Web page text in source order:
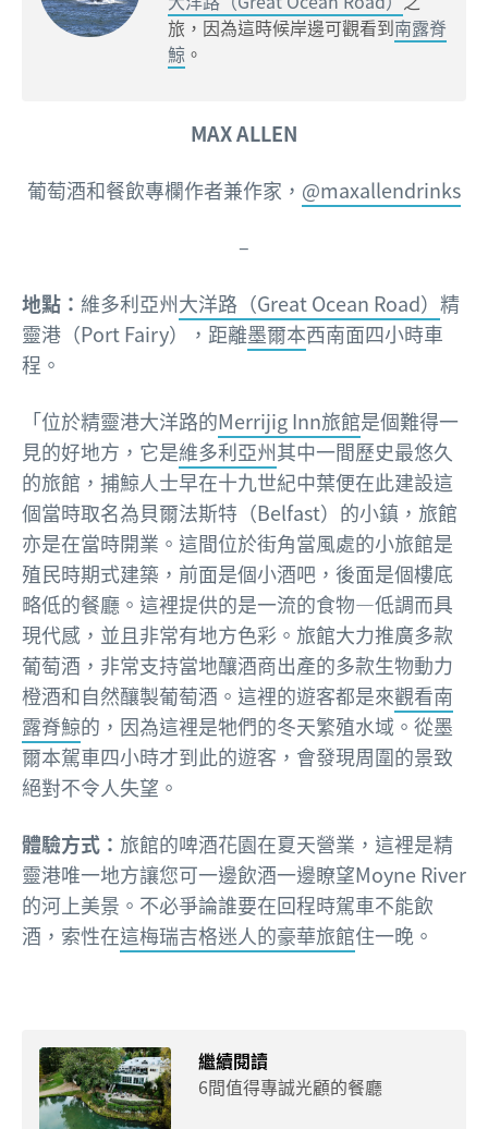
旅，因為這時候岸邊可觀看到南露脊
鯨 。
MAX ALLEN
葡萄酒和餐飲專欄作者兼作家， @maxallendrinks
–
地點： 維多利亞州大洋路（Great Ocean Road） 精
靈港（Port Fairy），距離墨爾本西南面四小時車
程。
「位於精靈港大洋路的Merrijig Inn旅館是個難得一
見的好地方，它是維多利亞州其中一間歷史最悠久
的旅館，捕鯨人士早在十九世紀中葉便在此建設這
個當時取名為貝爾法斯特（Belfast）的小鎮，旅館
亦是在當時開業。這間位於街角當風處的小旅館是
殖民時期式建築，前面是個小酒吧，後面是個樓底
略低的餐廳。這裡提供的是一流的食物—低調而具
現代感，並且非常有地方色彩。旅館大力推廣多款
葡萄酒，非常支持當地釀酒商出產的多款生物動力
橙酒和自然釀製葡萄酒。這裡的遊客都是來觀看南
露脊鯨的，因為這裡是牠們的冬天繁殖水域。從墨
爾本駕車四小時才到此的遊客，會發現周圍的景致
絕對不令人失望。
體驗方式： 旅館的啤酒花園在夏天營業，這裡是精
靈港唯一地方讓您可一邊飲酒一邊瞭望Moyne River
的河上美景。不必爭論誰要在回程時駕車不能飲
酒，索性在這梅瑞吉格迷人的豪華旅館住一晚。
繼續閱讀
6間值得專誠光顧的餐廳